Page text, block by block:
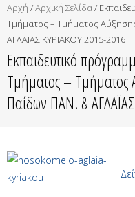
Αρχή /Αρχική Σελίδα/
Τμήματος – Τμήματος
ΑΓΛΑΪΑΣ ΚΥΡΙΑΚΟΥ 2015-2016
Εκπαιδευτικό
Τμήματος – Τμήματος
Παίδων ΠΑΝ. &